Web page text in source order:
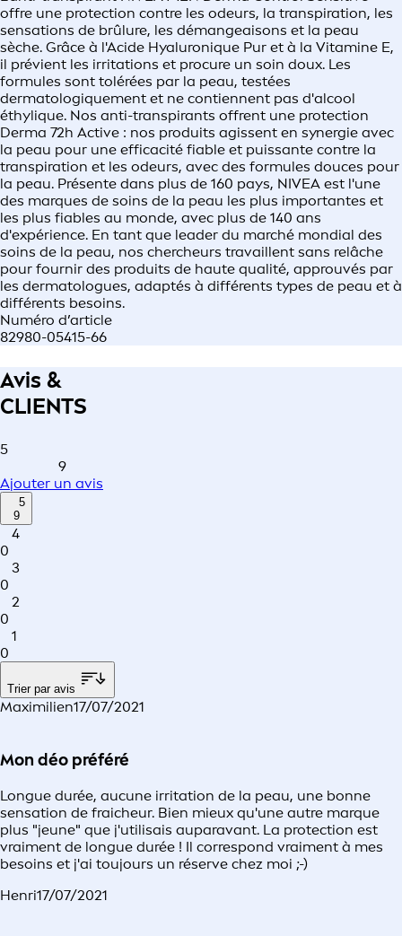
offre une protection contre les odeurs, la transpiration, les
sensations de brûlure, les démangeaisons et la peau
sèche. Grâce à l'Acide Hyaluronique Pur et à la Vitamine E,
il prévient les irritations et procure un soin doux. Les
formules sont tolérées par la peau, testées
dermatologiquement et ne contiennent pas d'alcool
éthylique. Nos anti-transpirants offrent une protection
Derma 72h Active : nos produits agissent en synergie avec
la peau pour une efficacité fiable et puissante contre la
transpiration et les odeurs, avec des formules douces pour
la peau. Présente dans plus de 160 pays, NIVEA est l'une
des marques de soins de la peau les plus importantes et
les plus fiables au monde, avec plus de 140 ans
d'expérience. En tant que leader du marché mondial des
soins de la peau, nos chercheurs travaillent sans relâche
pour fournir des produits de haute qualité, approuvés par
les dermatologues, adaptés à différents types de peau et à
différents besoins.
Numéro d’article
82980-05415-66
Avis &
CLIENTS
5
9
Ajouter un avis
5
9
4
0
3
0
2
0
1
0
Trier par avis
Maximilien17/07/2021
Mon déo préféré
Longue durée, aucune irritation de la peau, une bonne
sensation de fraicheur. Bien mieux qu'une autre marque
plus "jeune" que j'utilisais auparavant. La protection est
vraiment de longue durée ! Il correspond vraiment à mes
besoins et j'ai toujours un réserve chez moi ;-)
Henri17/07/2021